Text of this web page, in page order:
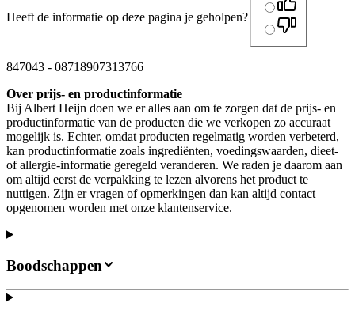
Heeft de informatie op deze pagina je geholpen?
847043 - 08718907313766
Over prijs- en productinformatie
Bij Albert Heijn doen we er alles aan om te zorgen dat de prijs- en
productinformatie van de producten die we verkopen zo accuraat
mogelijk is. Echter, omdat producten regelmatig worden verbeterd,
kan productinformatie zoals ingrediënten, voedingswaarden, dieet-
of allergie-informatie geregeld veranderen. We raden je daarom aan
om altijd eerst de verpakking te lezen alvorens het product te
nuttigen. Zijn er vragen of opmerkingen dan kan altijd contact
opgenomen worden met onze klantenservice.
Boodschappen